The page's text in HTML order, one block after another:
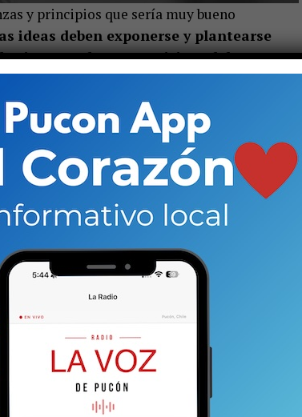
y principios que sería muy bueno
ideas deben exponerse y plantearse
interesados en participar del
piensany cuáles son los principios que
popular.
en la mesa de debate,
enfrentaron el evento. Es decir, la sola
a veces pasó) los pone en un nivel de
suban por el solo hecho de estar.
miércoles haya sido el primero con el